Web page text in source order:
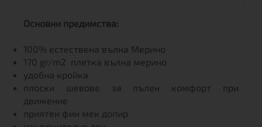
Основни предимства:
100% естествена вълна Мерино
170 gr/m2 плетка вълна мерино
удобна кройка
плоски шевове за пълен комфорт при
движение
приятен фин мек допир